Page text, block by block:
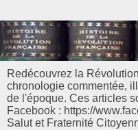
Redécouvrez la
chronologie commentée,
de l'époque. Ces articles
Facebook : https://
Salut et Fraternité